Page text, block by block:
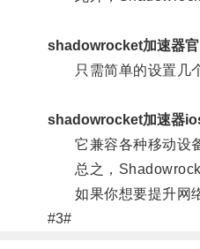
shadowrocket加速器
只需简单的设置几个
shadowrocket加速器
它兼容各种移动设备
总之，
如果你想要提升网络
#3#